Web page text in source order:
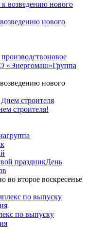
нового
новое
«Энергомаш»Группа
нового
строителя!
праздникДень
во второе воскресенье
по выпуску